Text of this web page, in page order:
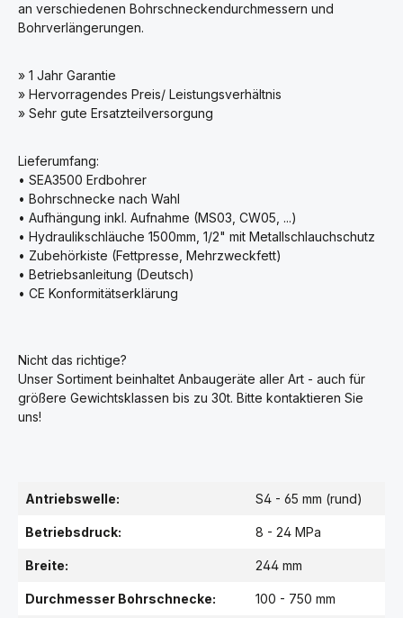
an verschiedenen Bohrschneckendurchmessern und
Bohrverlängerungen.
» 1 Jahr Garantie
» Hervorragendes Preis/ Leistungsverhältnis
» Sehr gute Ersatzteilversorgung
Lieferumfang:
• SEA3500 Erdbohrer
• Bohrschnecke nach Wahl
• Aufhängung inkl. Aufnahme (MS03, CW05, ...)
• Hydraulikschläuche 1500mm, 1/2" mit Metallschlauchschutz
• Zubehörkiste (Fettpresse, Mehrzweckfett)
• Betriebsanleitung (Deutsch)
• CE Konformitätserklärung
Nicht das richtige?
Unser Sortiment beinhaltet Anbaugeräte aller Art - auch für
größere Gewichtsklassen bis zu 30t. Bitte kontaktieren Sie
uns!
Antriebswelle: S4 - 65 mm (rund)
Betriebsdruck: 8 - 24 MPa
Breite: 244 mm
Durchmesser Bohrschnecke: 100 - 750 mm